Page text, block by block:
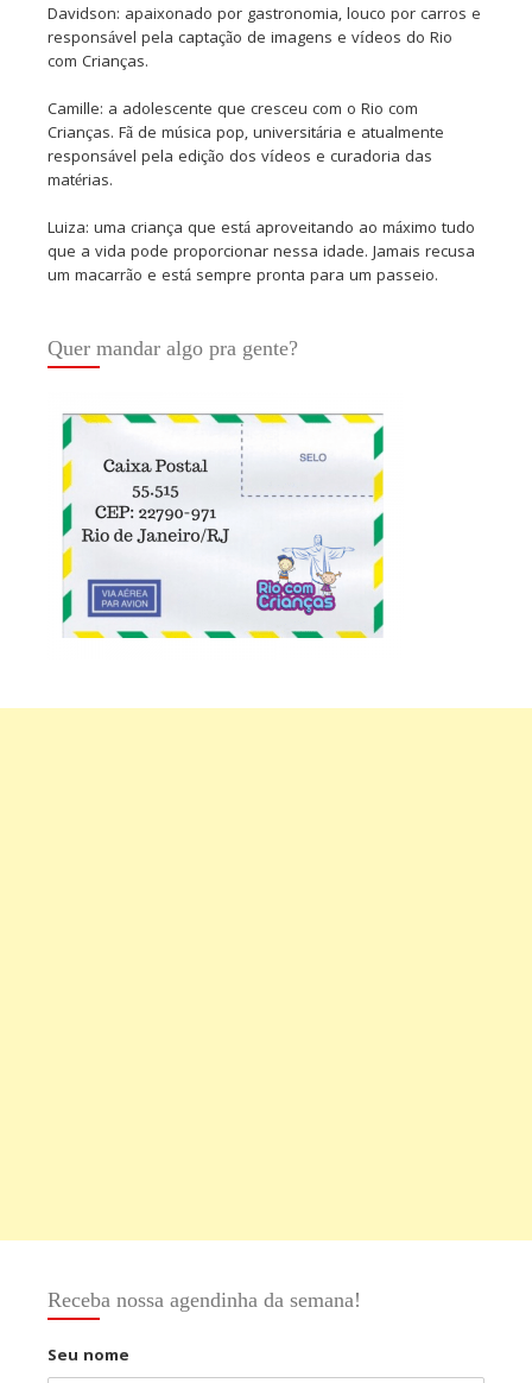
Davidson: apaixonado por gastronomia, louco por carros e
responsável pela captação de imagens e vídeos do Rio
com Crianças.
Camille: a adolescente que cresceu com o Rio com
Crianças. Fã de música pop, universitária e atualmente
responsável pela edição dos vídeos e curadoria das
matérias.
Luiza: uma criança que está aproveitando ao máximo tudo
que a vida pode proporcionar nessa idade. Jamais recusa
um macarrão e está sempre pronta para um passeio.
Quer mandar algo pra gente?
Receba nossa agendinha da semana!
Seu nome